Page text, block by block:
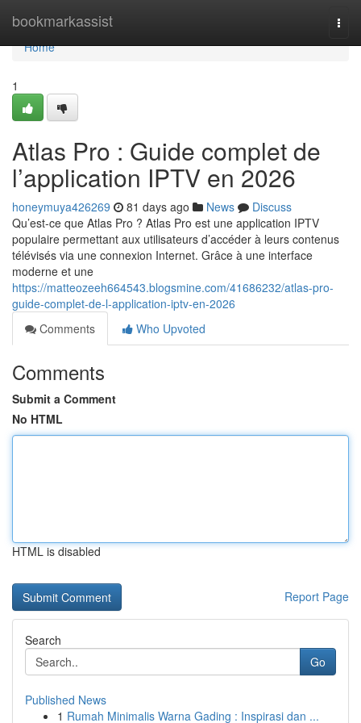
bookmarkassist
Home
Home
1
Atlas Pro : Guide complet de
l’application IPTV en 2026
honeymuya426269 81 days ago News
Discuss
Qu’est-ce que Atlas Pro ? Atlas Pro est une application IPTV
populaire permettant aux utilisateurs d’accéder à leurs contenus
télévisés via une connexion Internet. Grâce à une interface
moderne et une
https://matteozeeh664543.blogsmine.com/41686232/atlas-pro-
guide-complet-de-l-application-iptv-en-2026
Comments
Who Upvoted
Comments
Submit a Comment
No HTML
HTML is disabled
Report Page
Search
Go
Published News
1 Rumah Minimalis Warna Gading : Inspirasi dan ...